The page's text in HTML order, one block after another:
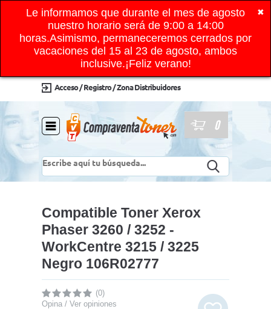
✖
Le informamos que durante el mes de agosto
nuestro horario será de 9:00 a 14:00
horas.Asimismo, permaneceremos cerrados por
vacaciones del 15 al 23 de agosto, ambos
inclusive.¡Feliz verano!
Acceso / Registro / Zona Distribuidores
0
Compatible Toner Xerox
Phaser 3260 / 3252 -
WorkCentre 3215 / 3225
Negro 106R02777
(0)
Opina / Ver opiniones